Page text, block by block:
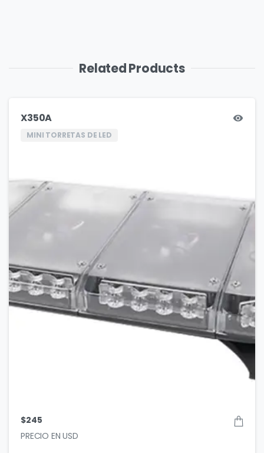
Related Products
X350A
MINI TORRETAS DE LED
$245